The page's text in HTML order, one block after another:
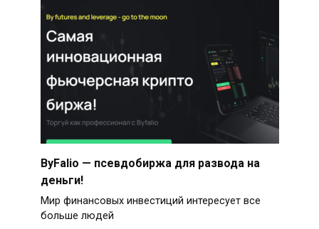
ByFalio — псевдобиржа для развода на
деньги!
Мир финансовых инвестиций интересует все
больше людей